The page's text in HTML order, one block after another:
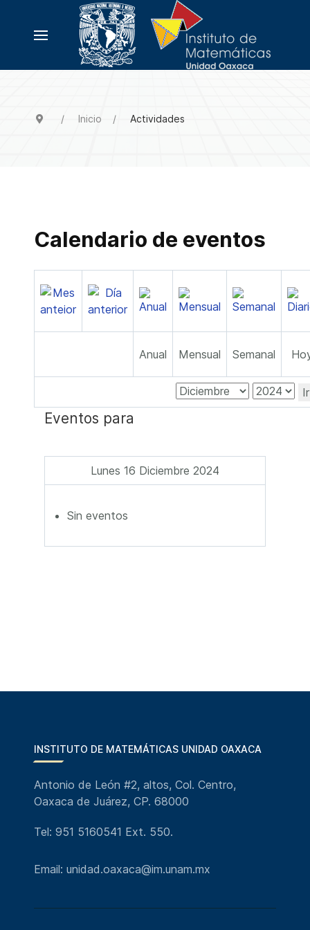
Inicio Actividades
Calendario de eventos
Anual Mensual Semanal
Eventos para
Lunes 16 Diciembre 2024
Sin eventos
INSTITUTO DE MATEMÁTICAS UNIDAD OAXACA
Antonio de León #2, altos, Col. Centro,
Oaxaca de Juárez, CP. 68000
Tel: 951 5160541 Ext. 550.
Email: unidad.oaxaca@im.unam.mx